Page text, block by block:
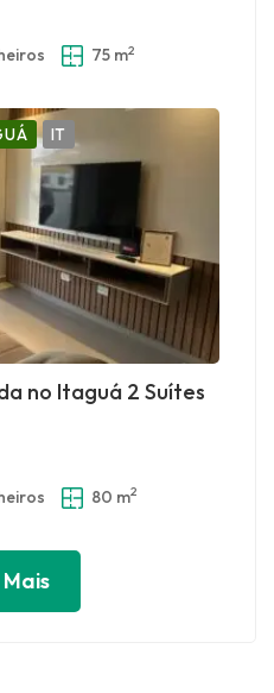
75 m2
IT
no Itaguá 2 Suítes
80 m2
Mais